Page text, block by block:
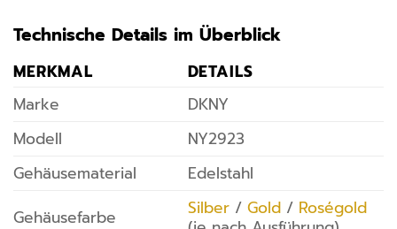
Technische Details im Überblick
MERKMAL
DETAILS
Marke
DKNY
Modell
NY2923
Gehäusematerial
Edelstahl
Gehäusefarbe
Silber/ Gold/ Roségold